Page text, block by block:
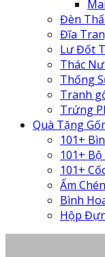
Đèn
Đĩa
Lư Đốt
Thác
Thống
Tranh
Trứng
Quà Tặng
101+
101+
101+
Ấm
Bình
Hộp